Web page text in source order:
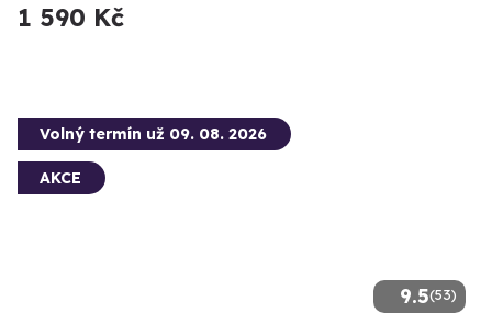
1 590 Kč
9.5(53)
Volný termín už 09. 08. 2026
AKCE